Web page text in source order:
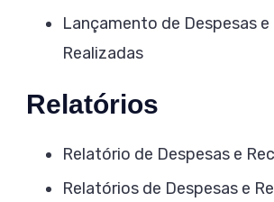
Lançamento de Despesas
Realizadas
Relatórios
Relatório de Despesas e
Relatórios de Despesas e